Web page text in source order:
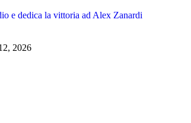
e dedica la vittoria ad Alex Zanardi
2026